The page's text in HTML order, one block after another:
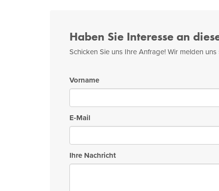
Haben Sie Interesse an
Schicken Sie uns Ihre Anfrage! Wir melden
Vorname
E-Mail
Ihre Nachricht